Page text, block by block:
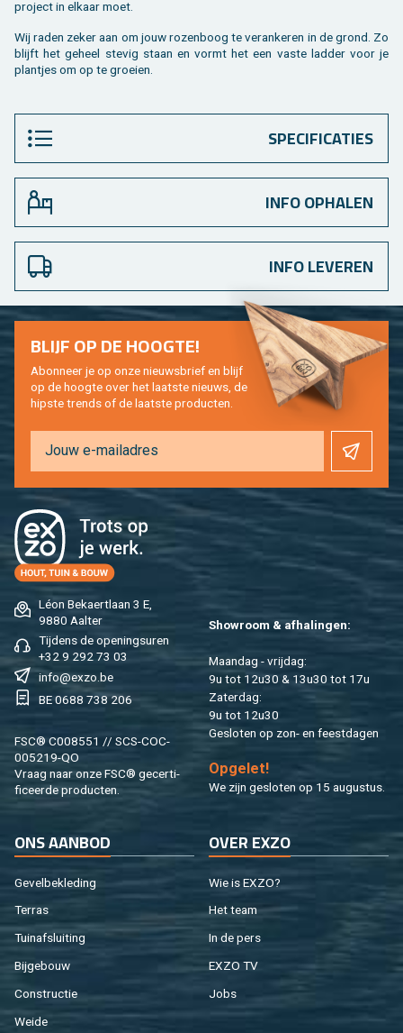
pro­ject in el­kaar moet.
Wij raden zeker aan om jouw ro­zen­boog te ver­an­ke­ren in de grond. Zo
blijft het ge­heel ste­vig staan en vormt het een vaste lad­der voor je
plant­jes om op te groei­en.
SPECIFICATIES
INFO OPHALEN
INFO LEVEREN
Léon Be­kaert­laan 3 E,
9880 Aal­ter
Tij­dens de ope­nings­uren
+32 9 292 73 03
info@​exzo.​be
BE 0688 738 206
FSC® C008551 // SCS-COC-
005219-QO
Vraag naar onze FSC® ge­cer­ti­
fi­ceer­de pro­duc­ten.
Show­room & af­ha­lin­gen:
Maan­dag - vrij­dag:
9u tot 12u30 & 13u30 tot 17u
Za­ter­dag:
9u tot 12u30
Ge­slo­ten op zon- en feest­da­gen
Op­ge­let!
We zijn ge­slo­ten op 15 au­gus­tus.
BLIJF OP DE HOOG­TE!
Abon­neer je op onze nieuws­brief en blijf
op de hoog­te over het laat­ste nieuws, de
hip­s­te trends of de laat­ste pro­duc­ten.
ONS AAN­BOD
Ge­vel­be­kle­ding
Ter­ras
Tuin­af­slui­ting
Bij­ge­bouw
Con­struc­tie
Weide
OVER EXZO
Wie is EXZO?
Het team
In de pers
EXZO TV
Jobs